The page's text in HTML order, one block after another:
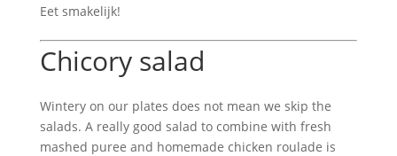
Eet smakelijk!
Chicory salad
Wintery on our plates does not mean we skip the
salads. A really good salad to combine with fresh
mashed puree and homemade chicken roulade is